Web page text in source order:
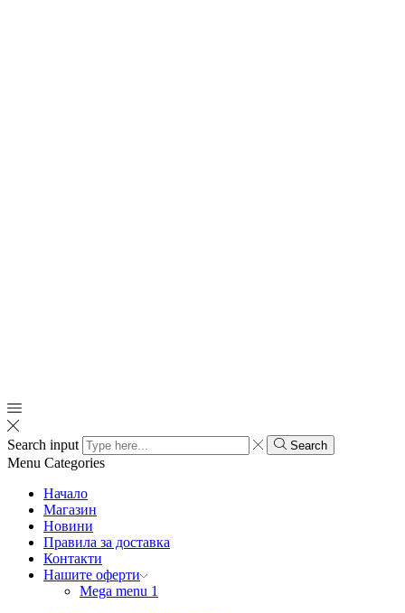
Search input Search
Menu Categories
Начало
Магазин
Новини
Правила за доставка
Контакти
Нашите оферти
Mega menu 1